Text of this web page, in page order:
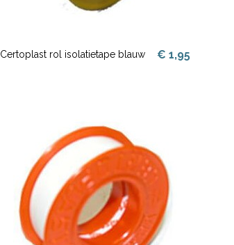
Certoplast rol isolatietape blauw € 1,95